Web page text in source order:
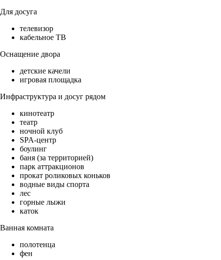
Для досуга
телевизор
кабельное ТВ
Оснащение двора
детские качели
игровая площадка
Инфраструктура и досуг рядом
кинотеатр
театр
ночной клуб
SPA-центр
боулинг
баня (за территорией)
парк аттракционов
прокат роликовых коньков
водные виды спорта
лес
горные лыжи
каток
Ванная комната
полотенца
фен